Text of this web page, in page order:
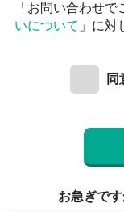
「お問い合わせ
いについて 」に対
同
お急ぎで